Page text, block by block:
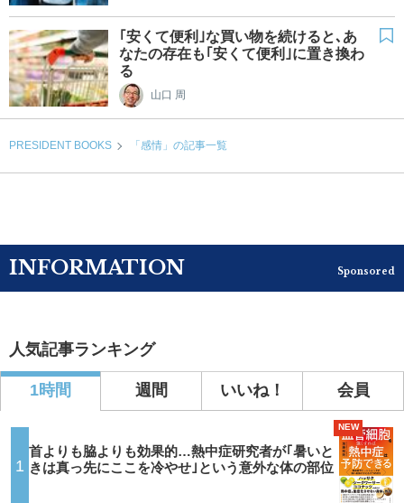
｢安くて便利｣な買い物を続けると､あ
なたの存在も｢安くて便利｣に置き換わ
る
山口 周
PRESIDENT BOOKS 「感情」の記事一覧
INFORMATION Sponsored
人気記事ランキング
1時間 週間 いいね！ 会員
1
首よりも脇よりも効果的…熱中症研究者が｢暑いと
きは真っ先にここを冷やせ｣という意外な体の部位
NEW